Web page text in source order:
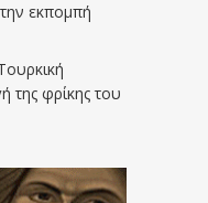
εκπομπή
της φρίκης του